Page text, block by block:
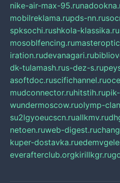
nike-air-max-95.ru
mobilreklama.rupds-nn.ru
spksochi.rushkola-klassika.ru
mosoblfencing.ru
iration.rudevanagari.ru
dk-tulamash.rus-dez-s.ru
asoftdoc.ruscifichannel.ru
mudconnector.ruhitstih.ru
wundermoscow.ruolymp-
su2lgyoeucscn.ruallkmv.ru
netoen.ruweb-digest.ru
kuper-dostavka.ru
everafterclub.orgkirillkgr.ru